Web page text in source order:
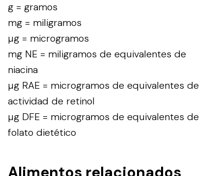
g = gramos
mg = miligramos
µg = microgramos
mg NE = miligramos de equivalentes de
niacina
µg RAE = microgramos de equivalentes de
actividad de retinol
µg DFE = microgramos de equivalentes de
folato dietético